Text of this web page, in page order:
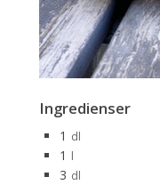
Ingredienser
1 dl
1 l
3 dl